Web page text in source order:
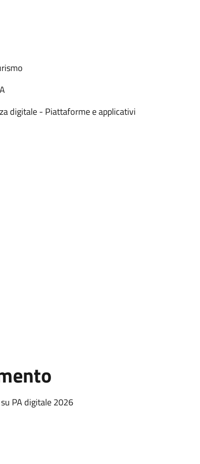
digitale - Piattaforme e applicativi
su PA digitale 2026